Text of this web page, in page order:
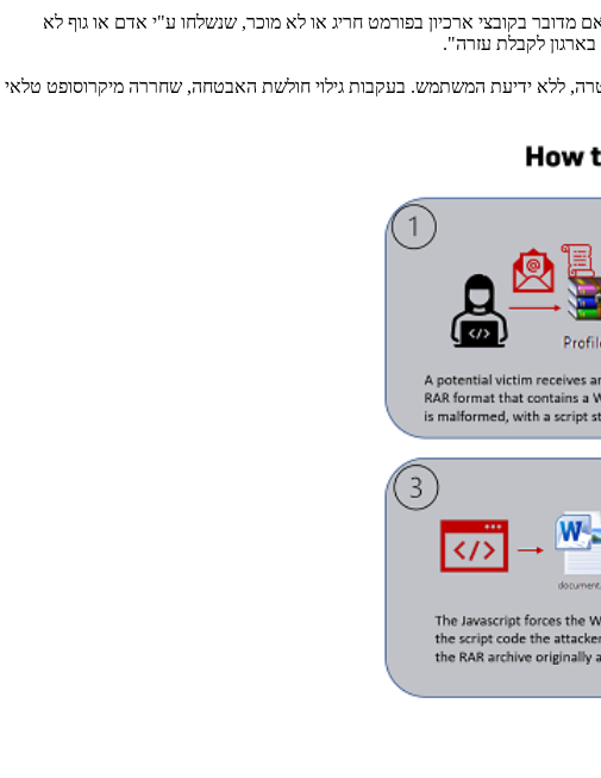
מדובר בקובצי ארכיון בפורמט חריג או לא מוכר, שנשלחו ע"י אדם או גוף לא
לקבלת עזרה".
ללא ידיעת המשתמש. בעקבות גילוי חולשת האבטחה, שחררה מיקרוסופט טלאי